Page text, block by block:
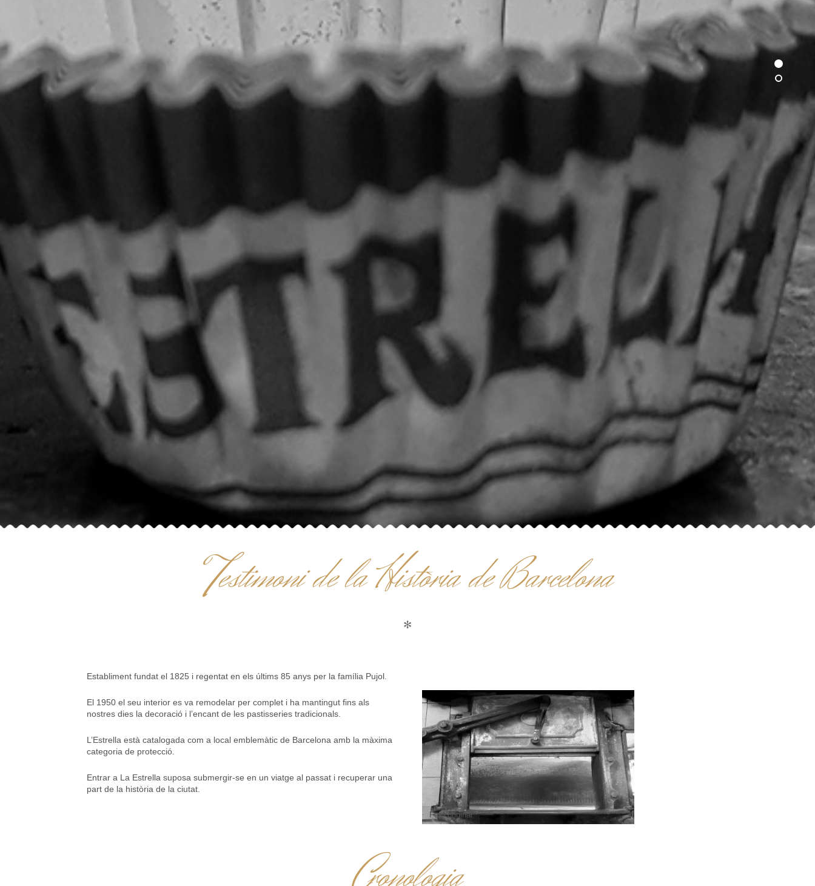
T
estimoni de la Història de Barcelona
✻
Establiment fundat el 1825 i regentat en els últims 85 anys per la família Pujol.
El 1950 el seu interior es va remodelar per complet i ha mantingut fins als
nostres dies la decoració i l’encant de les pastisseries tradicionals.
L’Estrella està catalogada com a local emblemàtic de Barcelona amb la màxima
categoria de protecció.
Entrar a La Estrella suposa submergir-se en un viatge al passat i recuperar una
part de la història de la ciutat.
Forn original